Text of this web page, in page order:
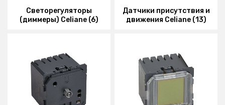
Светорегуляторы
(диммеры) Celiane (6)
Датчики присутствия и
движения Celiane (13)